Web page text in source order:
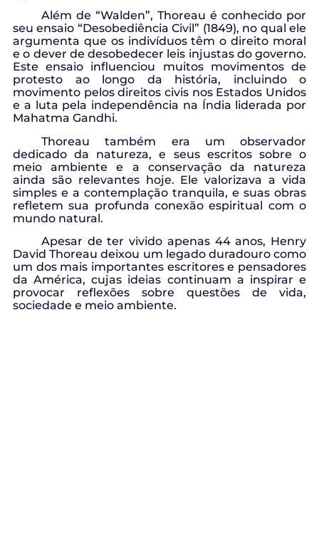
Além de “Walden”, Thoreau é conhecido por
seu ensaio “Desobediência Civil” (1849), no qual ele
argumenta que os indivíduos têm o direito moral
e o dever de desobedecer leis injustas do governo.
Este ensaio influenciou muitos movimentos de
protesto ao longo da história, incluindo o
movimento pelos direitos civis nos Estados Unidos
e a luta pela independência na Índia liderada por
Mahatma Gandhi.
Thoreau também era um observador
dedicado da natureza, e seus escritos sobre o
meio ambiente e a conservação da natureza
ainda são relevantes hoje. Ele valorizava a vida
simples e a contemplação tranquila, e suas obras
refletem sua profunda conexão espiritual com o
mundo natural.
Apesar de ter vivido apenas 44 anos, Henry
David Thoreau deixou um legado duradouro como
um dos mais importantes escritores e pensadores
da América, cujas ideias continuam a inspirar e
provocar reflexões sobre questões de vida,
sociedade e meio ambiente.